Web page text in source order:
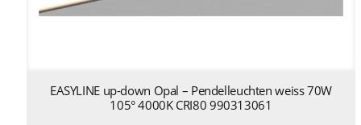
EASYLINE up-down Opal – Pendelleuchten weiss 70W
105° 4000K CRI80 990313061